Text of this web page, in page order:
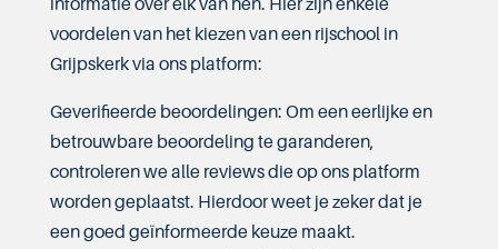
voordelen van het kiezen van een rijschool in
Grijpskerk via ons platform:
Geverifieerde beoordelingen: Om een eerlijke en
betrouwbare beoordeling te garanderen,
controleren we alle reviews die op ons platform
worden geplaatst. Hierdoor weet je zeker dat je
een goed geïnformeerde keuze maakt.